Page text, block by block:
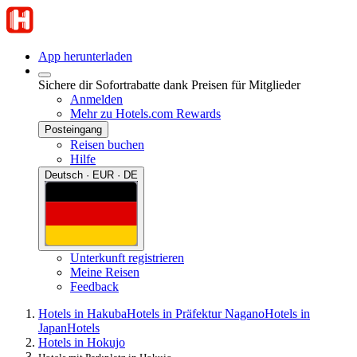
App herunterladen
Sichere dir Sofortrabatte dank Preisen für Mitglieder
Anmelden
Mehr zu Hotels.com Rewards
Posteingang
Reisen buchen
Hilfe
Deutsch · EUR · DE
Unterkunft registrieren
Meine Reisen
Feedback
Hotels in HakubaHotels in Präfektur NaganoHotels in
JapanHotels
Hotels in Hokujo